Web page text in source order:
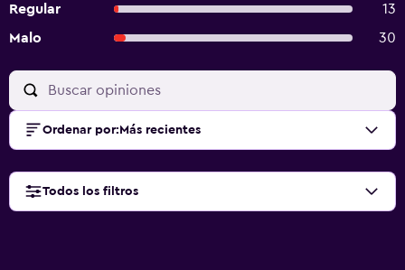
Regular
13
Malo
30
Ordenar por: Más recientes
Todos los filtros